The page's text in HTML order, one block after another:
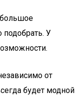
подобрать. У
от
будет модной